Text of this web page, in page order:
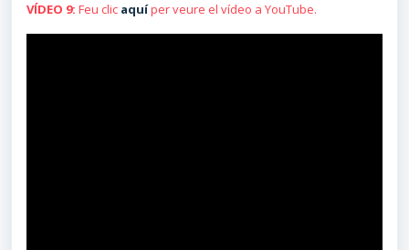
VÍDEO 9: Feu clic aquíper veure el vídeo a YouTube.